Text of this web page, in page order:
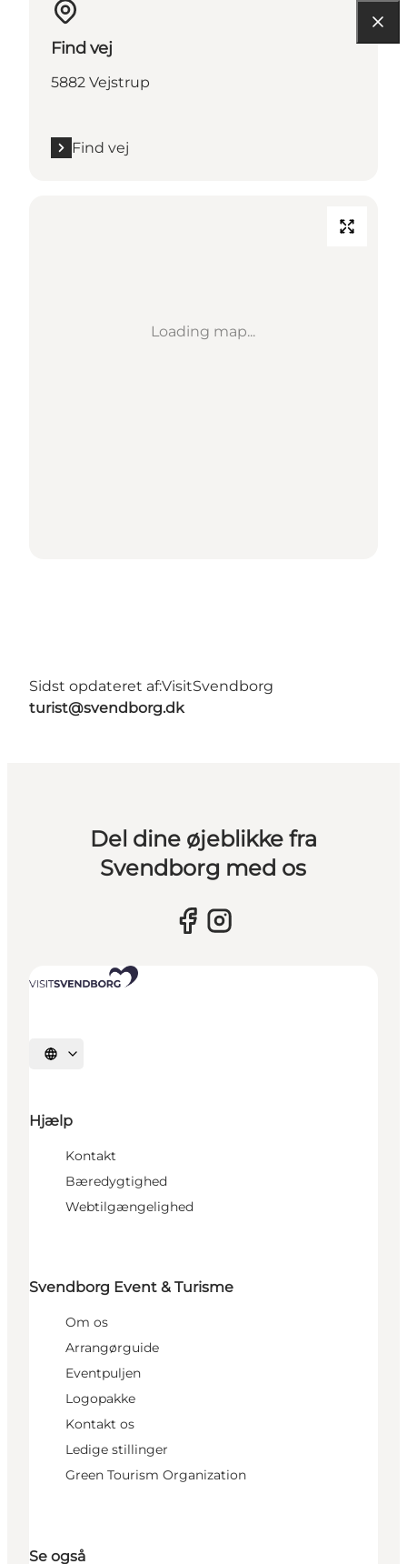
Find vej
5882 Vejstrup
Find vej
Loading map...
Sidst opdateret af:VisitSvendborg
turist@svendborg.dk
Del dine øjeblikke fra
Svendborg med os
Vælg sprog
Hjælp
Kontakt
Bæredygtighed
Webtilgængelighed
Svendborg Event & Turisme
Om os
Arrangørguide
Eventpuljen
Logopakke
Kontakt os
Ledige stillinger
Green Tourism Organization
Se også